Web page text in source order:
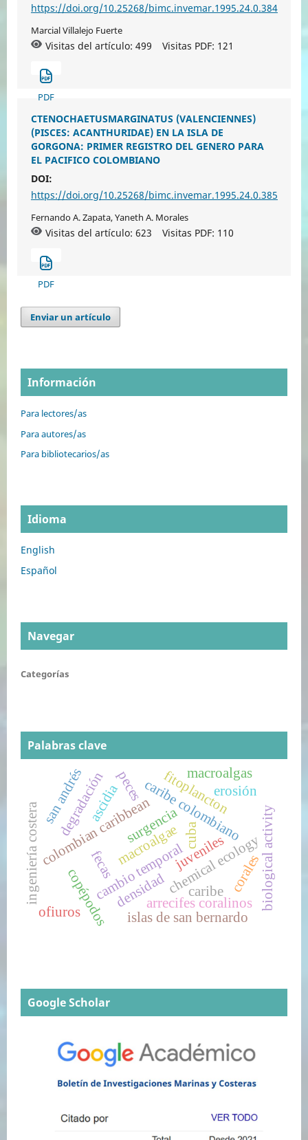
https://doi.org/10.25268/bimc.invemar.1995.24.0.384
Marcial Villalejo Fuerte
Visitas del artículo: 499 Visitas PDF: 121
PDF
CTENOCHAETUSMARGINATUS (VALENCIENNES)
(PISCES: ACANTHURIDAE) EN LA ISLA DE
GORGONA: PRIMER REGISTRO DEL GENERO PARA
EL PACIFICO COLOMBIANO
DOI:
https://doi.org/10.25268/bimc.invemar.1995.24.0.385
Fernando A. Zapata, Yaneth A. Morales
Visitas del artículo: 623 Visitas PDF: 110
PDF
Enviar un artículo
Información
Para lectores/as
Para autores/as
Para bibliotecarios/as
Idioma
English
Español
Navegar
Categorías
Palabras clave
macroalgae
colombian caribbean chemical ecologybiological activity
arrecifes coralinos
cambio temporal
caribe colombiano
degradación
fecas
copépodos
fitoplancton
surgencia
juveniles
densidad
san andrés
corales
macroalgas
islas de san bernardo
caribe
erosión
ingeniería costera
ofiuros
peces
cuba
ascidia
Google Scholar